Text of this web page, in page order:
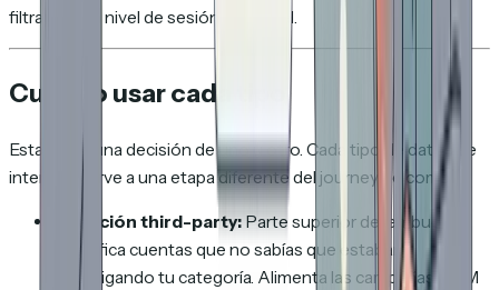
filtrar esto a nivel de sesión individual.
Cuándo usar cada tipo
Esta no es una decisión de uno u otro. Cada tipo de datos de
intención sirve a una etapa diferente del journey de compra:
Intención third-party: Parte superior del embudo.
Identifica cuentas que no sabías que estaban
investigando tu categoría. Alimenta las campañas ABM